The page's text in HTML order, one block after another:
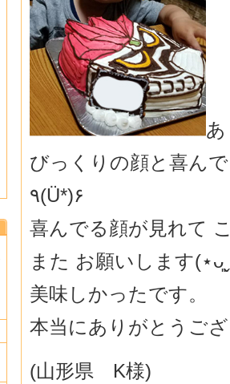
びっくりの顔と喜ん
٩(Ü*)۶
喜んでる顔が見れて
また お願いします
美味しかったです。
本当にありがとうご
(山形県 K様)